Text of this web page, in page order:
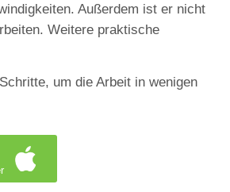
Außerdem ist er nicht
Weitere praktische
um die Arbeit in wenigen